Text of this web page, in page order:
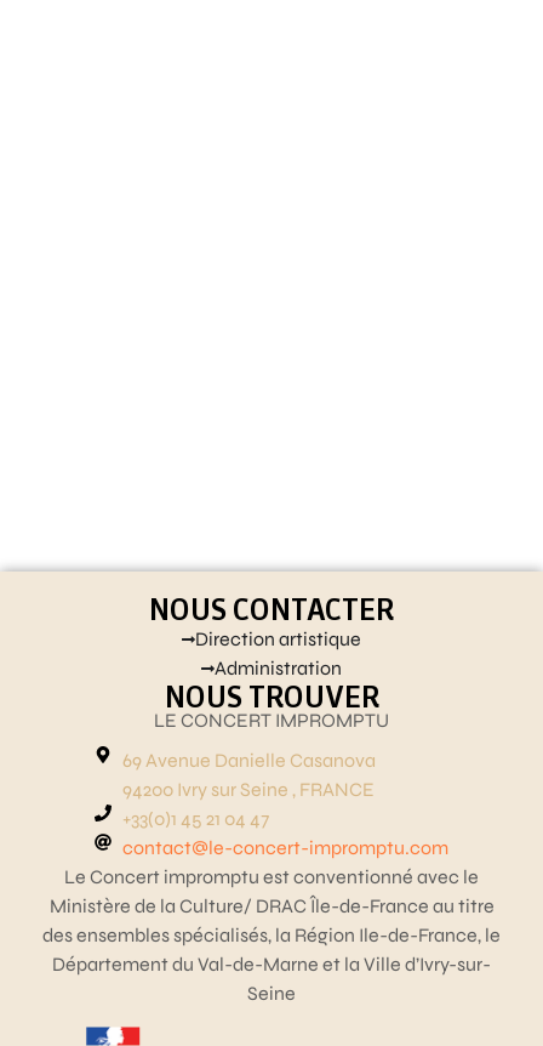
NOUS CONTACTER
Direction artistique
Administration
NOUS TROUVER
LE CONCERT IMPROMPTU
69 Avenue Danielle Casanova
94200 Ivry sur Seine , FRANCE
+33(0)1 45 21 04 47
contact@le-concert-impromptu.com
Le Concert impromptu est conventionné avec le
Ministère de la Culture/ DRAC Île-de-France au titre
des ensembles spécialisés, la Région Ile-de-France, le
Département du Val-de-Marne et la Ville d’Ivry-sur-
Seine